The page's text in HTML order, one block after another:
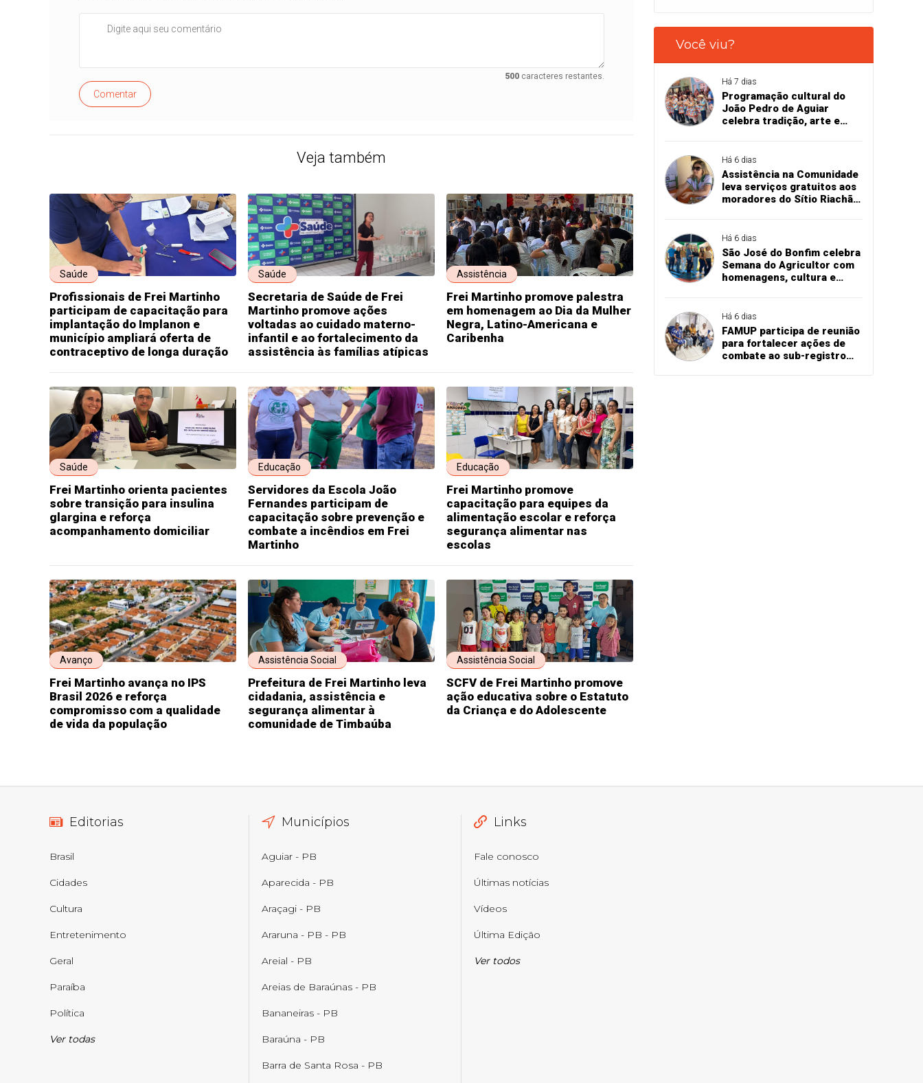
500caracteres restantes.
Comentar
Veja também
Saúde
Profissionais de Frei Martinho
participam de capacitação para
implantação do Implanon e
município ampliará oferta de
contraceptivo de longa duração
Saúde
Secretaria de Saúde de Frei
Martinho promove ações
voltadas ao cuidado materno-
infantil e ao fortalecimento da
assistência às famílias atípicas
Assistência
Frei Martinho promove palestra
em homenagem ao Dia da Mulher
Negra, Latino-Americana e
Caribenha
Saúde
Frei Martinho orienta pacientes
sobre transição para insulina
glargina e reforça
acompanhamento domiciliar
Educação
Servidores da Escola João
Fernandes participam de
capacitação sobre prevenção e
combate a incêndios em Frei
Martinho
Educação
Frei Martinho promove
capacitação para equipes da
alimentação escolar e reforça
segurança alimentar nas
escolas
Avanço
Frei Martinho avança no IPS
Brasil 2026 e reforça
compromisso com a qualidade
de vida da população
Assistência Social
Prefeitura de Frei Martinho leva
cidadania, assistência e
segurança alimentar à
comunidade de Timbaúba
Assistência Social
SCFV de Frei Martinho promove
ação educativa sobre o Estatuto
da Criança e do Adolescente
Você viu?
Há 7 dias
Programação cultural do
João Pedro de Aguiar
celebra tradição, arte e
Há 6 dias
Assistência na Comunidade
leva serviços gratuitos aos
moradores do Sítio Riachão
Há 6 dias
São José do Bonfim celebra
Semana do Agricultor com
homenagens, cultura e
Há 6 dias
FAMUP participa de reunião
para fortalecer ações de
combate ao sub-registro
Editorias
Brasil
Cidades
Cultura
Entretenimento
Geral
Paraíba
Política
Ver todas
Municípios
Aguiar - PB
Aparecida - PB
Araçagi - PB
Araruna - PB - PB
Areial - PB
Areias de Baraúnas - PB
Bananeiras - PB
Baraúna - PB
Barra de Santa Rosa - PB
Links
Fale conosco
Últimas notícias
Vídeos
Última Edição
Ver todos